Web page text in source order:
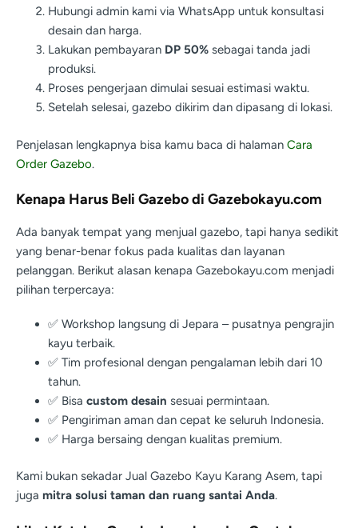
Hubungi admin kami via WhatsApp untuk konsultasi
desain dan harga.
Lakukan pembayaran DP 50% sebagai tanda jadi
produksi.
Proses pengerjaan dimulai sesuai estimasi waktu.
Setelah selesai, gazebo dikirim dan dipasang di lokasi.
Penjelasan lengkapnya bisa kamu baca di halaman Cara
Order Gazebo.
Kenapa Harus Beli Gazebo di Gazebokayu.com
Ada banyak tempat yang menjual gazebo, tapi hanya sedikit
yang benar-benar fokus pada kualitas dan layanan
pelanggan. Berikut alasan kenapa Gazebokayu.com menjadi
pilihan terpercaya:
✅ Workshop langsung di Jepara – pusatnya pengrajin
kayu terbaik.
✅ Tim profesional dengan pengalaman lebih dari 10
tahun.
✅ Bisa custom desain sesuai permintaan.
✅ Pengiriman aman dan cepat ke seluruh Indonesia.
✅ Harga bersaing dengan kualitas premium.
Kami bukan sekadar Jual Gazebo Kayu Karang Asem, tapi
juga mitra solusi taman dan ruang santai Anda.